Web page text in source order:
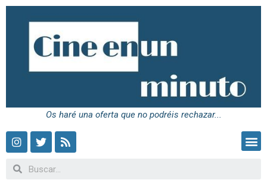
Os haré una oferta que no podréis rechazar...